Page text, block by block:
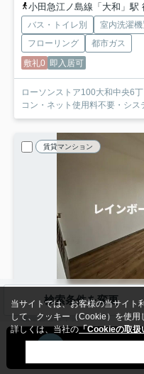
小田急江ノ島線「大和」駅
バス・トイレ別 室内洗濯
フローリング
都市ガス
敷礼0 即入居可
ローソンストア100大和中央6
コン・ネット使用料不要・シス
賃貸マンション
海老名市中央
6.2 管理/共益費4,000
検索条件を変更
当サイトでは、お客様の当サイト
して、クッキー（Cookie）を使用
詳しくは、当社の「Cookieの取扱